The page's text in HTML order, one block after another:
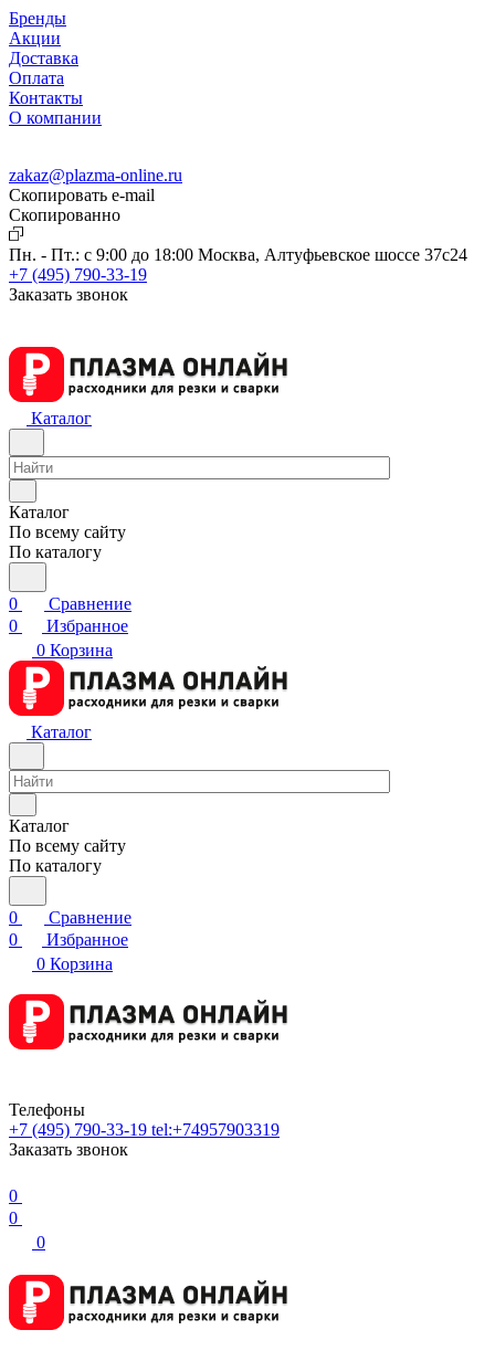
Бренды
Акции
Доставка
Оплата
Контакты
О компании
zakaz@plazma-online.ru
Скопировать e-mail
Cкопированно
Пн. - Пт.: с 9:00 до 18:00 Москва, Алтуфьевское шоссе 37с24
+7 (495) 790-33-19
Заказать звонок
Каталог
Каталог
По всему сайту
По каталогу
0
Сравнение
0
Избранное
0 Корзина
Каталог
Каталог
По всему сайту
По каталогу
0
Сравнение
0
Избранное
0 Корзина
Телефоны
+7 (495) 790-33-19 tel:+74957903319
Заказать звонок
0
0
0